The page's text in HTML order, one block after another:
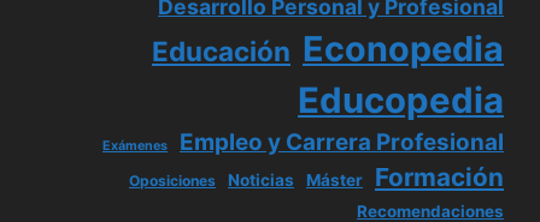
Desarrollo Personal y Profesional
Econopedia
Educación
Educopedia
Empleo y Carrera Profesional
Exámenes
Formación
Máster
Noticias
Oposiciones
Recomendaciones